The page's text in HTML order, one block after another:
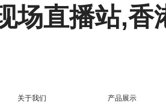
场直播站,香
关于我们 产品展示